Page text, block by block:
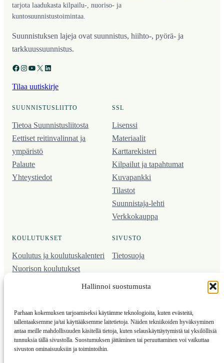
Hallinnoi suostumusta
Parhaan kokemuksen tarjoamiseksi käytämme teknologioita, kuten evästeitä,
tallentaaksemme ja/tai käyttääksemme laitetietoja. Näiden tekniikoiden hyväksyminen
antaa meille mahdollisuuden käsitellä tietoja, kuten selauskäyttäytymistä tai yksilöllisiä
tunnuksia tällä sivustolla. Suostumuksen jättäminen tai peruuttaminen voi vaikuttaa
sivuston ominaisuuksiin ja toimintoihin.
tarjota laadukasta kilpailu-, nuoriso- ja
kuntosuunnistustoimintaa.
Suunnistuksen lajeja ovat suunnistus, hiihto-, pyörä- ja
tarkkuussuunnistus.
Facebook Instagram YouTube X LinkedIn
Tilaa uutiskirje
SUUNNISTUSLIITTO
Tietoa Suunnistusliitosta
Eettiset reitinvalinnat ja
ympäristö
Palaute
Yhteystiedot
SSL
Lisenssi
Materiaalit
Karttarekisteri
Kilpailut ja tapahtumat
Kuvapankki
Tilastot
Suunnistaja-lehti
Verkkokauppa
KOULUTUKSET
Koulutus ja koulutus­kalenteri
Nuorison koulutukset
Ratamestari
SIVUSTO
Tietosuoja
© 2025 ·Suomen Suunnistusliitto· Valimotie 10, 00380 Helsinki, Finland